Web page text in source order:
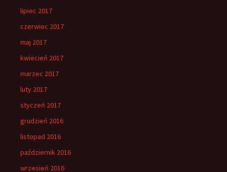
lipiec 2017
czerwiec 2017
maj 2017
kwiecień 2017
marzec 2017
luty 2017
styczeń 2017
grudzień 2016
listopad 2016
październik 2016
wrzesień 2016